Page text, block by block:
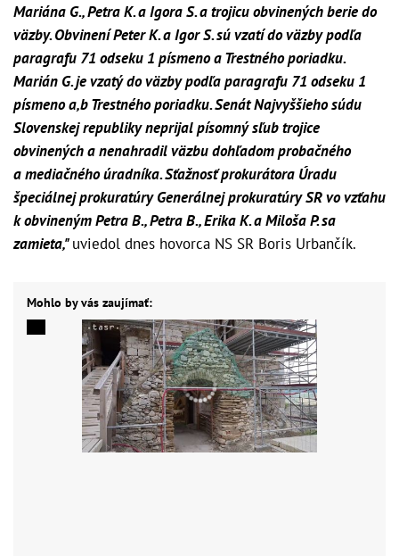
Mariána G., Petra K. a Igora S. a trojicu obvinených berie do
väzby. Obvinení Peter K. a Igor S. sú vzatí do väzby podľa
paragrafu 71 odseku 1 písmeno a Trestného poriadku.
Marián G. je vzatý do väzby podľa paragrafu 71 odseku 1
písmeno a,b Trestného poriadku. Senát Najvyššieho súdu
Slovenskej republiky neprijal písomný sľub trojice
obvinených a nenahradil väzbu dohľadom probačného
a mediačného úradníka. Sťažnosť prokurátora Úradu
špeciálnej prokuratúry Generálnej prokuratúry SR vo vzťahu
k obvineným Petra B., Petra B., Erika K. a Miloša P. sa
zamieta,"uviedol dnes hovorca NS SR Boris Urbančík.
Mohlo by vás zaujímať: